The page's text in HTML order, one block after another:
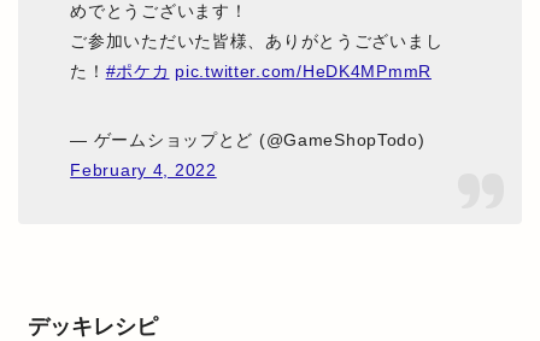
めでとうございます！
ご参加いただいた皆様、ありがとうございまし
た！ #ポケカ pic.twitter.com/HeDK4MPmmR
— ゲームショップとど (@GameShopTodo)
February 4, 2022
デッキレシピ